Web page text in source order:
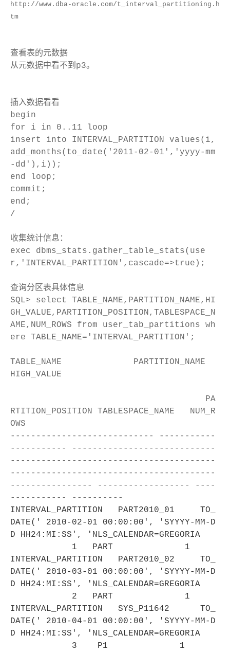
http://www.dba-oracle.com/t_interval_partitioning.h
tm
查看表的元数据
从元数据中看不到p3。
插入数据看看
begin
for i in 0..11 loop
insert into INTERVAL_PARTITION values(i,
add_months(to_date('2011-02-01','yyyy-mm
-dd'),i));
end loop;
commit;
end;
/
收集统计信息：
exec dbms_stats.gather_table_stats(use
r,'INTERVAL_PARTITION',cascade=>true);
查询分区表具体信息
SQL> select TABLE_NAME,PARTITION_NAME,HI
GH_VALUE,PARTITION_POSITION,TABLESPACE_N
AME,NUM_ROWS from user_tab_partitions wh
ere TABLE_NAME='INTERVAL_PARTITION';
TABLE_NAME PARTITION_NAME
HIGH_VALUE
PA
RTITION_POSITION TABLESPACE_NAME NUM_R
OWS
---------------------------- -----------
----------- ----------------------------
----------------------------------------
----------------------------------------
---------------- ------------------ ----
----------- ----------
INTERVAL_PARTITION PART2010_01 TO_
DATE(' 2010-02-01 00:00:00', 'SYYYY-MM-D
D HH24:MI:SS', 'NLS_CALENDAR=GREGORIA
1 PART 1
INTERVAL_PARTITION PART2010_02 TO_
DATE(' 2010-03-01 00:00:00', 'SYYYY-MM-D
D HH24:MI:SS', 'NLS_CALENDAR=GREGORIA
2 PART 1
INTERVAL_PARTITION SYS_P11642 TO_
DATE(' 2010-04-01 00:00:00', 'SYYYY-MM-D
D HH24:MI:SS', 'NLS_CALENDAR=GREGORIA
3 P1 1